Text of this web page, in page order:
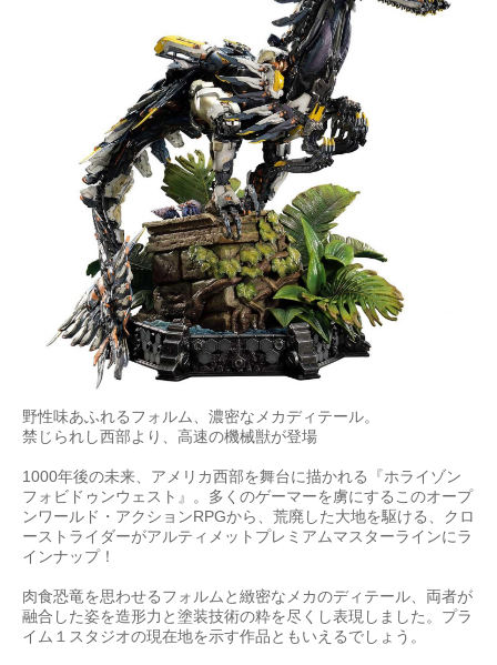
野性味あふれるフォルム、濃密なメカディテール。
禁じられし西部より、高速の機械獣が登場
1000年後の未来、アメリカ西部を舞台に描かれる『ホライゾン
フォビドゥンウェスト』。多くのゲーマーを虜にするこのオープ
ンワールド・アクションRPGから、荒廃した大地を駆ける、クロ
ーストライダーがアルティメットプレミアムマスターラインにラ
インナップ！
肉食恐竜を思わせるフォルムと緻密なメカのディテール、両者が
融合した姿を造形力と塗装技術の粋を尽くし表現しました。プラ
イム１スタジオの現在地を示す作品ともいえるでしょう。